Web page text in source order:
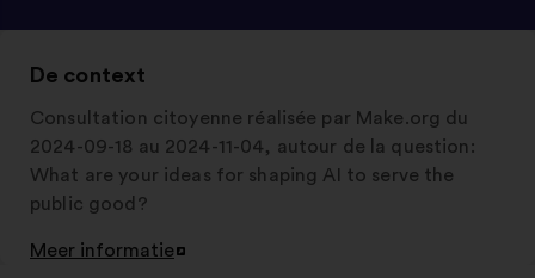
De context
Consultation citoyenne réalisée par Make.org du
2024-09-18 au 2024-11-04, autour de la question:
What are your ideas for shaping AI to serve the
public good?
Meer informatie
Openen